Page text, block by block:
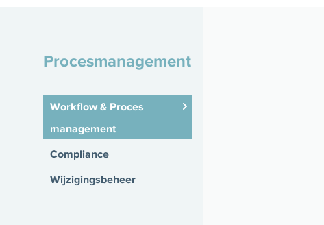
Procesmanagement
Workflow & Proces
management
Compliance
Wijzigingsbeheer